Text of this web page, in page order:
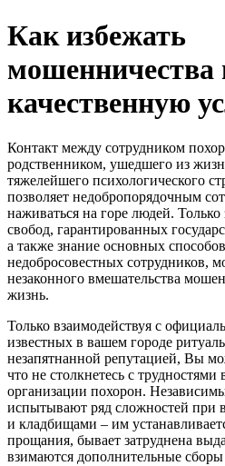
Как избежать
мошенничества
качественную
Контакт между сотрудником
родственником, ушедшего из
тяжелейшего психологического
позволяет недобропорядочным
наживаться на горе людей.
свобод, гарантированных
а также знание основных
недобросовестных сотрудников,
незаконного вмешательства
жизнь.
Только взаимодействуя с
известных в вашем городе
незапятнанной репутацией, Вы
что не столкнетесь с трудностями
организации похорон.
испытывают ряд сложностей при
и кладбищами – им
прощания, бывает затруднена
взимаются дополнительные сборы